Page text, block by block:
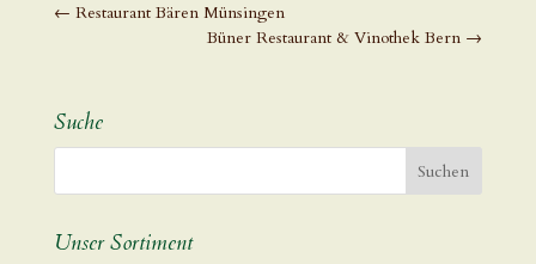
← Restaurant Bären Münsingen
Büner Restaurant & Vinothek Bern →
Suche
Unser Sortiment